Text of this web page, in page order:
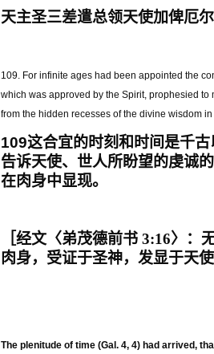
天主圣三差遣总领天使加俾厄
109. For infinite ages had been appointed the
which was approved by the Spirit, prophesied
from the hidden recesses of the divine wisdom
109这合宜的时刻和时间是千
告诉天使、世人所盼望的虔诚
在肉身中显现。
［经文〈弟茂德前书 3:16〉：
肉身，受证于圣神，发显于天
The plenitude of time (Gal. 4, 4) had arrived,